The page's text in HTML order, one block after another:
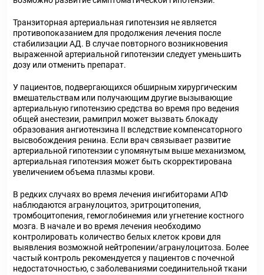
Транзиторная артериальная гипотензия не является
противопоказанием для продолжения лечения после
стабилизации АД. В случае повторного возникновения
выраженной артериальной гипотензии следует уменьшить
дозу или отменить препарат.
У пациентов, подвергающихся обширным хирургическим
вмешательствам или получающим другие вызывающие
артериальную гипотензию средства во время про ведения
общей анестезии, рамиприл может вызвать блокаду
образования ангиотензина II вследствие компенсаторного
высвобождения ренина. Если врач связывает развитие
артериальной гипотензии с упомянутым выше механизмом,
артериальная гипотензия может быть скорректирована
увеличением объема плазмы крови.
В редких случаях во время лечения ингибиторами АПФ
наблюдаются агранулоцитоз, эритроцитопения,
тромбоцитопения, гемоглобинемия или угнетение костного
мозга. В начале и во время лечения необходимо
контролировать количество белых клеток крови для
выявления возможной нейтропении/агранулоцитоза. Более
частый контроль рекомендуется у пациентов с почечной
недостаточностью, с заболеваниями соединительной ткани